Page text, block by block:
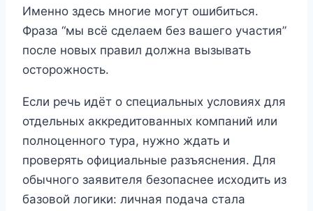
Именно здесь многие могут ошибиться.
Фраза “мы всё сделаем без вашего участия”
после новых правил должна вызывать
осторожность.
Если речь идёт о специальных условиях для
отдельных аккредитованных компаний или
полноценного тура, нужно ждать и
проверять официальные разъяснения. Для
обычного заявителя безопаснее исходить из
базовой логики: личная подача стала